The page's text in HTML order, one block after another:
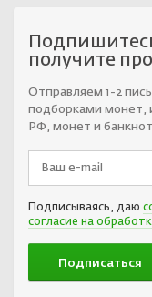
получите
Отправляем 1-2
подборками монет,
РФ, монет и
Подписываясь, даю
согласие на